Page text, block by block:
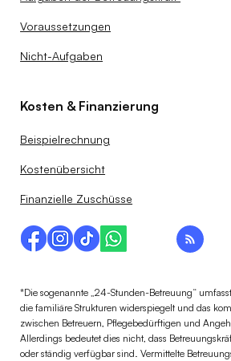
Voraussetzungen
Nicht-Aufgaben
Kosten & Finanzierung
Beispielrechnung
Kostenübersicht
Finanzielle Zuschüsse
*Die sogenannte „24-Stunden-Betreuung“
die familiäre Strukturen widerspiegelt und das
zwischen Betreuern, Pflegebedürftigen und
Allerdings bedeutet dies nicht, dass
oder ständig verfügbar sind. Vermittelte